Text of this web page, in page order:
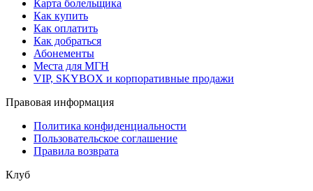
Карта болельщика
Как купить
Как оплатить
Как добраться
Абонементы
Места для МГН
VIP, SKYBOX и корпоративные продажи
Правовая информация
Политика конфиденциальности
Пользовательское соглашение
Правила возврата
Клуб